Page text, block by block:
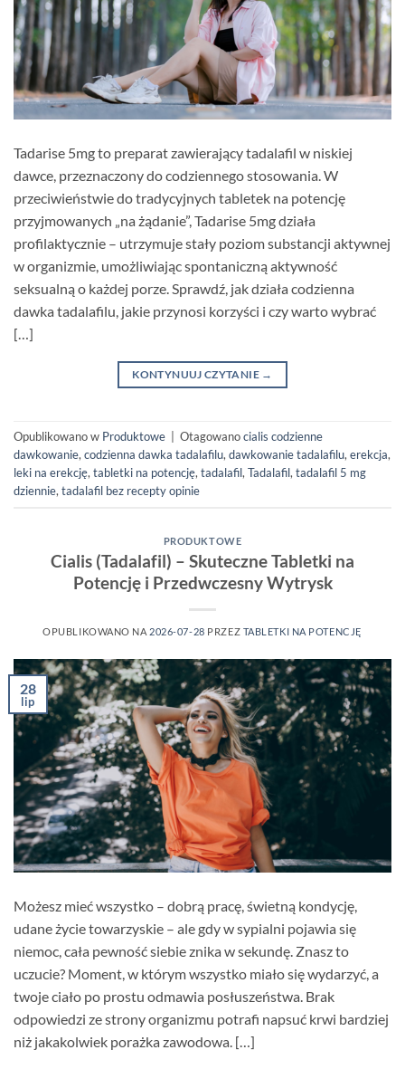
Tadarise 5mg to preparat zawierający tadalafil w niskiej
dawce, przeznaczony do codziennego stosowania. W
przeciwieństwie do tradycyjnych tabletek na potencję
przyjmowanych „na żądanie”, Tadarise 5mg działa
profilaktycznie – utrzymuje stały poziom substancji aktywnej
w organizmie, umożliwiając spontaniczną aktywność
seksualną o każdej porze. Sprawdź, jak działa codzienna
dawka tadalafilu, jakie przynosi korzyści i czy warto wybrać
[…]
KONTYNUUJ CZYTANIE →
Opublikowano w Produktowe Otagowanocialis codzienne
dawkowanie,codzienna dawka tadalafilu,dawkowanie tadalafilu,erekcja,
leki na erekcję,tabletki na potencję,tadalafil,Tadalafil,tadalafil 5 mg
dziennie,tadalafil bez recepty opinie
PRODUKTOWE
Cialis (Tadalafil) – Skuteczne Tabletki na
Potencję i Przedwczesny Wytrysk
OPUBLIKOWANO NA 2026-07-28 PRZEZ TABLETKI NA POTENCJĘ
28
lip
Możesz mieć wszystko – dobrą pracę, świetną kondycję,
udane życie towarzyskie – ale gdy w sypialni pojawia się
niemoc, cała pewność siebie znika w sekundę. Znasz to
uczucie? Moment, w którym wszystko miało się wydarzyć, a
twoje ciało po prostu odmawia posłuszeństwa. Brak
odpowiedzi ze strony organizmu potrafi napsuć krwi bardziej
niż jakakolwiek porażka zawodowa. […]